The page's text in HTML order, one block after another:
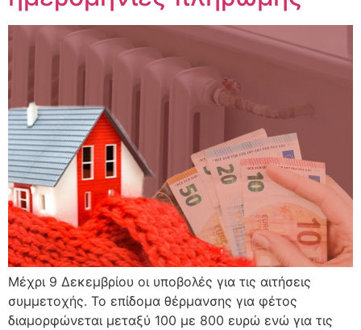
Μέχρι 9 Δεκεμβρίου οι υποβολές για τις αιτήσεις
συμμετοχής. Το επίδομα θέρμανσης για φέτος
διαμορφώνεται μεταξύ 100 με 800 ευρώ ενώ για τις